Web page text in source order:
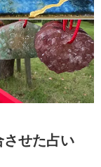
させた占い